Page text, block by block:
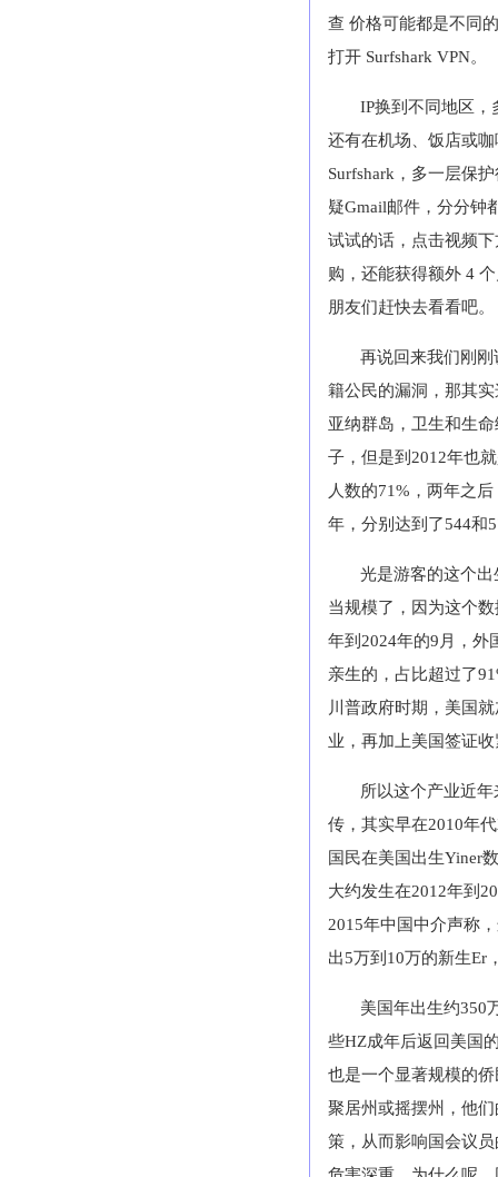
查 价格可能都是不同
打开Surfshark VPN。
IP换到不同地区，
还有在机场、饭店或
Surfshark ，多一层保
疑Gmail邮件，分分钟
试试的话，点击视频
购，还能获得额外4
朋友们赶快去看看吧。
再说回来我们刚
籍公民的漏洞，那其
亚纳群岛，卫生和生
子，但是到 2012年也
人数的71% ，两年之后
年，分别达到了544和
光是游客的这个出
当规模了，因为这个
年到 2024年的9 月，外
亲生的，占比超过了
川普政府时期，美国
业，再加上美国签证
所以这个产业近
传，其实早在2010年
国民在美国出生Yiner
大约发生在2012年到
2015年中国中介声称
出5万到 10万的新生Er
美国年出生约350
些HZ成年后返回美国
也是一个显著规模的
聚居州或摇摆州，他
策，从而影响国会议